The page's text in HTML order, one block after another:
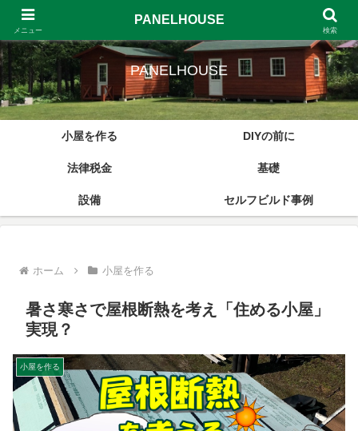
4500棟販売した小屋キットハウスのノウハウ、小屋をDIYする方へ
PANELHOUSE
小屋を作る DIYの前に
法律税金 基礎
設備 セルフビルド事例
ホーム 小屋を作る
暑さ寒さで屋根断熱を考え「住める小屋」
実現？
小屋を作る
メニュー
PANELHOUSE
検索